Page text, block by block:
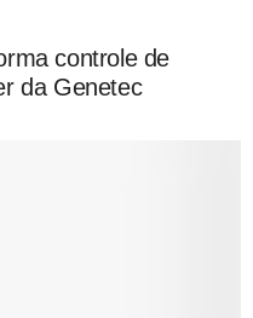
controle de
da Genetec